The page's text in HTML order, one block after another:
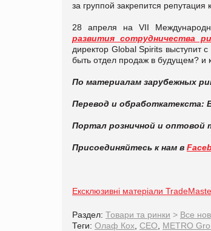
за группой закрепится
28 апреля на VII
развития сотрудничества
директор Global Spirits выступит
быть отдел продаж в будущем? и
По материалам зарубежных
Перевод и обработкатекста:
Портал розничной и оптовой
Присоединяйтесь к нам в
Ексклюзивні матеріали
Раздел: Товари та ринки > Все
Теги: Олаф Кох CEO METRO